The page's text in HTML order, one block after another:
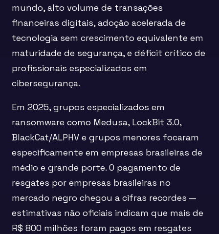
mundo, alto volume de transações
financeiras digitais, adoção acelerada de
tecnologia sem crescimento equivalente em
maturidade de segurança, e déficit crítico de
profissionais especializados em
cibersegurança.
Em 2025, grupos especializados em
ransomware como Medusa, LockBit 3.0,
BlackCat/ALPHV e grupos menores focaram
especificamente em empresas brasileiras de
médio e grande porte. O pagamento de
resgates por empresas brasileiras no
mercado negro chegou a cifras recordes —
estimativas não oficiais indicam que mais de
R$ 800 milhões foram pagos em resgates